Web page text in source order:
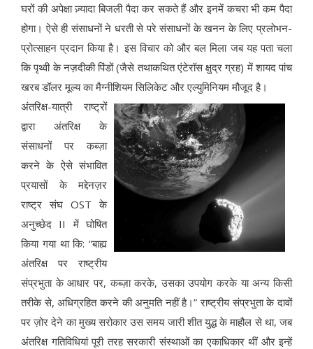
घरों की अपेक्षा ज़्यादा बिजली पैदा कर सकते हैं और इनमें कचरा भी कम पैदा
होगा। ऐसे ही संसाधनों ने धरती से परे संसाधनों के खनन के लिए प्रलोभन-
प्रोत्साहन प्रदान किया है। इस विचार को और बल मिला जब यह पता चला
कि पृथ्वी के नज़दीकी पिंडों (जैसे तथाकथित एंटेरॉस क्षुद्र ग्रह) में शायद पांच
खरब डॉलर मूल्य का मैग्नीशियम सिलिकेट और एल्युमिनियम मौजूद है।
अंतरिक्ष-यात्री राष्ट्रों
द्वारा अंतरिक्ष के
संसाधनों पर कब्ज़ा
करने के ऐसे संभावित
प्रयासों के मद्देनज़र
राष्ट्र संघ OST के
अनुच्छेद II में घोषित
किया गया था कि: “बाह्य
अंतरिक्ष पर राष्ट्रीय
संप्रभुता के आधार पर, कब्ज़ा करके, उसका उपयोग करके या अन्य किसी
तरीके से, अधिग्रहित करने की अनुमति नहीं है।” राष्ट्रीय संप्रभुता के दावों
पर ज़ोर देने का मुख्य सरोकार उस समय जारी शीत युद्ध के माहौल से था, जब
अंतरिक्ष गतिविधियां पूरी तरह सरकारी संस्थाओं का एकाधिकार थीं और इन्हें